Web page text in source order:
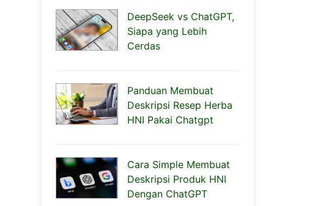
DeepSeek vs ChatGPT,
Siapa yang Lebih
Cerdas
Panduan Membuat
Deskripsi Resep Herba
HNI Pakai Chatgpt
Cara Simple Membuat
Deskripsi Produk HNI
Dengan ChatGPT